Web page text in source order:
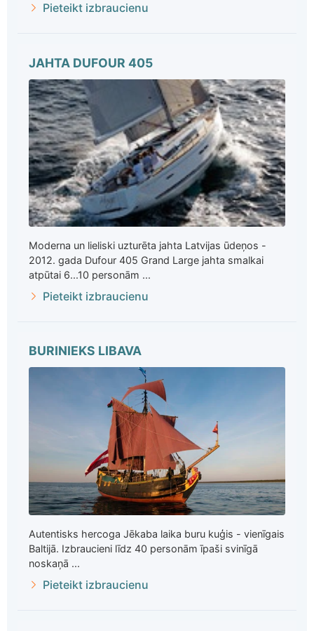
Pieteikt izbraucienu
JAHTA DUFOUR 405
Moderna un lieliski uzturēta jahta Latvijas ūdeņos -
2012. gada Dufour 405 Grand Large jahta smalkai
atpūtai 6...10 personām ...
Pieteikt izbraucienu
BURINIEKS LIBAVA
Autentisks hercoga Jēkaba laika buru kuģis - vienīgais
Baltijā. Izbraucieni līdz 40 personām īpaši svinīgā
noskaņā ...
Pieteikt izbraucienu